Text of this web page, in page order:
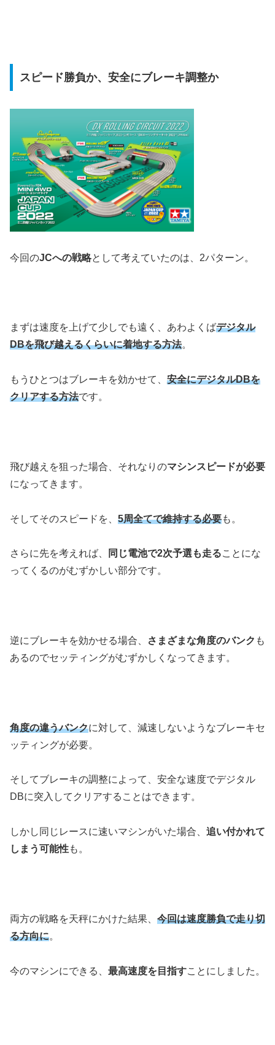
スピード勝負か、安全にブレーキ調整か
今回のJCへの戦略として考えていたのは、2パターン。
まずは速度を上げて少しでも遠く、あわよくばデジタル
DBを飛び越えるくらいに着地する方法。
もうひとつはブレーキを効かせて、 安全にデジタルDBを
クリアする方法です。
飛び越えを狙った場合、それなりのマシンスピードが必要
になってきます。
そしてそのスピードを、 5周全てで維持する必要も。
さらに先を考えれば、 同じ電池で2次予選も走ることにな
ってくるのがむずかしい部分です。
逆にブレーキを効かせる場合、 さまざまな角度のバンク も
あるのでセッティングがむずかしくなってきます。
角度の違うバンクに対して、減速しないようなブレーキセ
ッティングが必要。
そしてブレーキの調整によって、安全な速度でデジタル
DBに突入してクリアすることはできます。
しかし同じレースに速いマシンがいた場合、 追い付かれて
しまう可能性も。
両方の戦略を天秤にかけた結果、 今回は速度勝負で走り切
る方向に。
今のマシンにできる、 最高速度を目指すことにしました。